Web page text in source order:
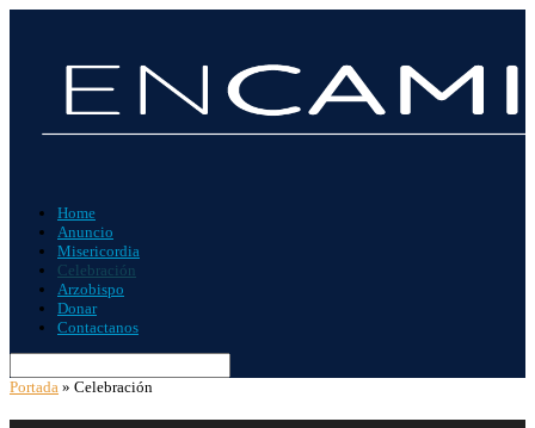
Home
Anuncio
Misericordia
Celebración
Arzobispo
Donar
Contactanos
Portada » Celebración